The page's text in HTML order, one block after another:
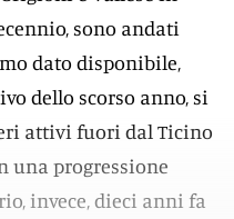
sono andati
dato disponibile,
dello scorso anno, si
attivi fuori dal Ticino
una progressione
invece, dieci anni fa